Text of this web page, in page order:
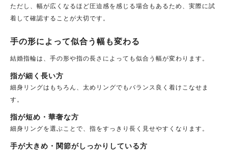
ただし、幅が広くなるほど圧迫感を感じる場合もあるため、実際に試
着して確認することが大切です。
手の形によって似合う幅も変わる
結婚指輪は、手の形や指の長さによっても似合う幅が変わります。
指が細く長い方
細身リングはもちろん、太めリングでもバランス良く着けこなせま
す。
指が短め・華奢な方
細身リングを選ぶことで、指をすっきり長く見せやすくなります。
手が大きめ・関節がしっかりしている方